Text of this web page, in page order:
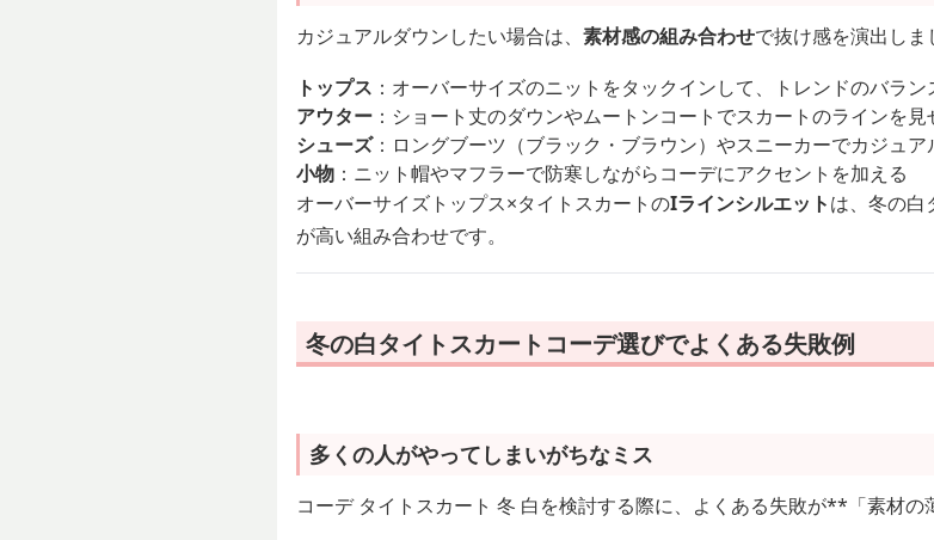
カジュアルダウンしたい場合は、 素材感の組み合わせで抜け感を演出しま
トップス ：オーバーサイズのニットをタックインして、トレンドのバラン
アウター ：ショート丈のダウンやムートンコートでスカートのラインを見
シューズ：ロングブーツ（ブラック・ブラウン）やスニーカーでカジュア
小物 ：ニット帽やマフラーで防寒しながらコーデにアクセントを加える
オーバーサイズトップス×タイトスカートのIラインシルエットは、冬の白
が高い組み合わせです。
冬の白タイトスカートコーデ選びでよくある失敗例
多くの人がやってしまいがちなミス
コーデ タイトスカート 冬 白を検討する際に、よくある失敗が**「素材の